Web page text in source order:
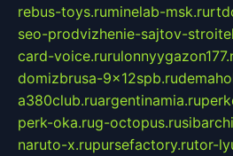
rebus-toys.ruminelab-msk.ru
seo-prodvizhenie-sajtov-
card-voice.ru
domizbrusa-9x12spb.ru
a380club.ruargentinamia.ru
perk-oka.rug-octopus.ru
naruto-x.rupursefactory.rutor-